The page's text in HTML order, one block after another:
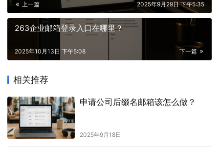
上一篇 2025年9月29日 下午5:35
263企业邮箱登录入口在哪里？
下一篇
2025年10月13日 下午5:08
相关推荐
申请公司后缀名邮箱该怎么做？
2025年9月18日